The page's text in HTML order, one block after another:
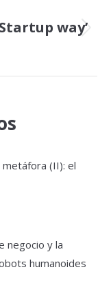
way’
metáfora (II): el
negocio y la
humanoides